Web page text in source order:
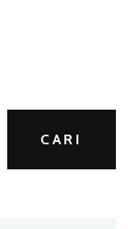
CARI